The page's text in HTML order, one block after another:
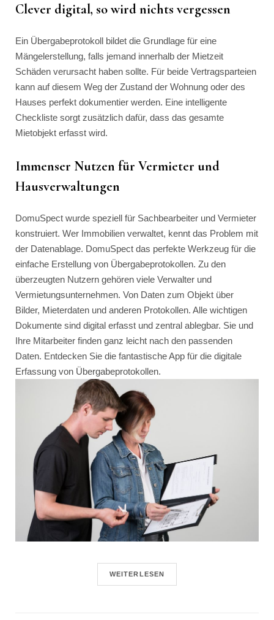
Clever digital, so wird nichts vergessen
Ein Übergabeprotokoll bildet die Grundlage für eine
Mängelerstellung, falls jemand innerhalb der Mietzeit
Schäden verursacht haben sollte. Für beide Vertragsparteien
kann auf diesem Weg der Zustand der Wohnung oder des
Hauses perfekt dokumentier werden. Eine intelligente
Checkliste sorgt zusätzlich dafür, dass das gesamte
Mietobjekt erfasst wird.
Immenser Nutzen für Vermieter und
Hausverwaltungen
DomuSpect wurde speziell für Sachbearbeiter und Vermieter
konstruiert. Wer Immobilien verwaltet, kennt das Problem mit
der Datenablage. DomuSpect das perfekte Werkzeug für die
einfache Erstellung von Übergabeprotokollen. Zu den
überzeugten Nutzern gehören viele Verwalter und
Vermietungsunternehmen. Von Daten zum Objekt über
Bilder, Mieterdaten und anderen Protokollen. Alle wichtigen
Dokumente sind digital erfasst und zentral ablegbar. Sie und
Ihre Mitarbeiter finden ganz leicht nach den passenden
Daten. Entdecken Sie die fantastische App für die digitale
Erfassung von Übergabeprotokollen.
WEITERLESEN